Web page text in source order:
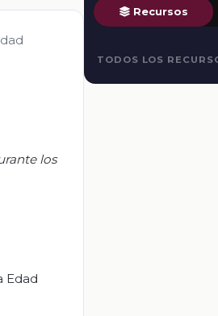
los
Edad
Recursos
TODOS LOS